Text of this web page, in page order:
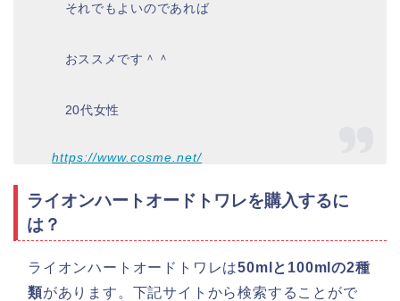
それでもよいのであれば
おススメです＾＾
20代女性
https://www.cosme.net/
ライオンハートオードトワレを購入するに
は？
ライオンハートオードトワレは50mlと100mlの2種
類があります。下記サイトから検索することがで